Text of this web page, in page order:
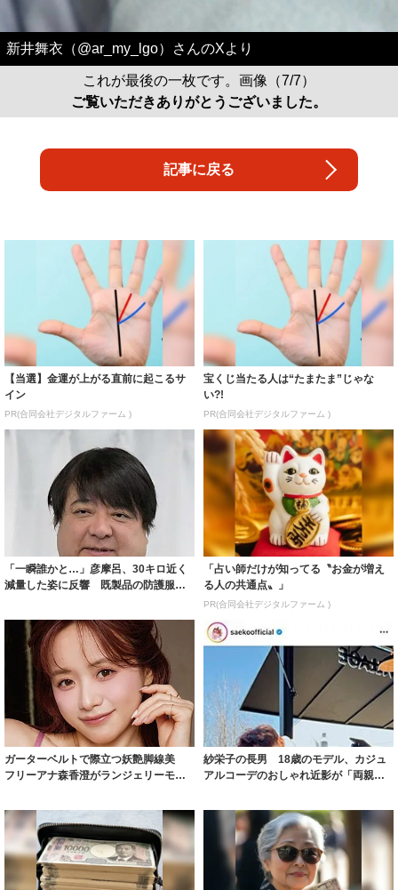
新井舞衣（@ar_my_lgo）さんのXより
これが最後の一枚です。画像（7/7）
ご覧いただきありがとうございました。
記事に戻る
【当選】金運が上がる直前に起こるサ
イン
PR(合同会社デジタルファーム )
宝くじ当たる人は“たまたま”じゃな
い?!
PR(合同会社デジタルファーム )
「一瞬誰かと…」彦摩呂、30キロ近く
減量した姿に反響 既製品の防護服が
「占い師だけが知ってる〝お金が増え
る人の共通点〟」
PR(合同会社デジタルファーム )
ガーターベルトで際立つ妖艶脚線美
フリーアナ森香澄がランジェリーモデ
紗栄子の長男 18歳のモデル、カジュ
アルコーデのおしゃれ近影が「両親の